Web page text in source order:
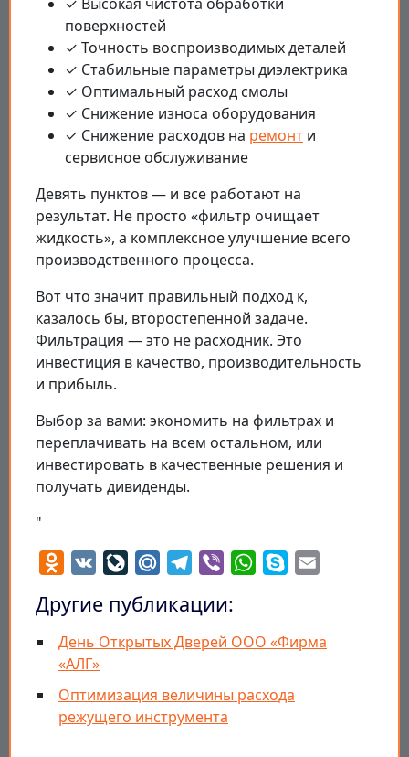
поверхностей
✓ Точность воспроизводимых деталей
✓ Стабильные параметры диэлектрика
✓ Оптимальный расход смолы
✓ Снижение износа оборудования
✓ Снижение расходов на ремонт и
сервисное обслуживание
Девять пунктов — и все работают на
результат. Не просто «фильтр очищает
жидкость», а комплексное улучшение всего
производственного процесса.
Вот что значит правильный подход к,
казалось бы, второстепенной задаче.
Фильтрация — это не расходник. Это
инвестиция в качество, производительность
и прибыль.
Выбор за вами: экономить на фильтрах и
переплачивать на всем остальном, или
инвестировать в качественные решения и
получать дивиденды.
"
Odnoklassniki
VK LiveJournal
Mail.RuTelegram
Viber WhatsApp
Skype
Другие публикации:
День Открытых Дверей ООО «Фирма
«АЛГ»
Оптимизация величины расхода
режущего инструмента